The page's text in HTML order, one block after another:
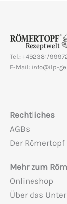
Tel.: +492381/
E-Mail: info@ilp-
Rechtliches
AGBs
Der Römertopf
Mehr zum
Onlineshop
Über das